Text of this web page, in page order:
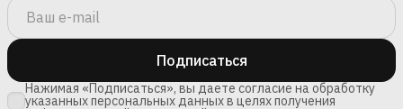
Подписаться
Нажимая «Подписаться», вы даете согласие на обработку
указанных персональных данных в целях получения